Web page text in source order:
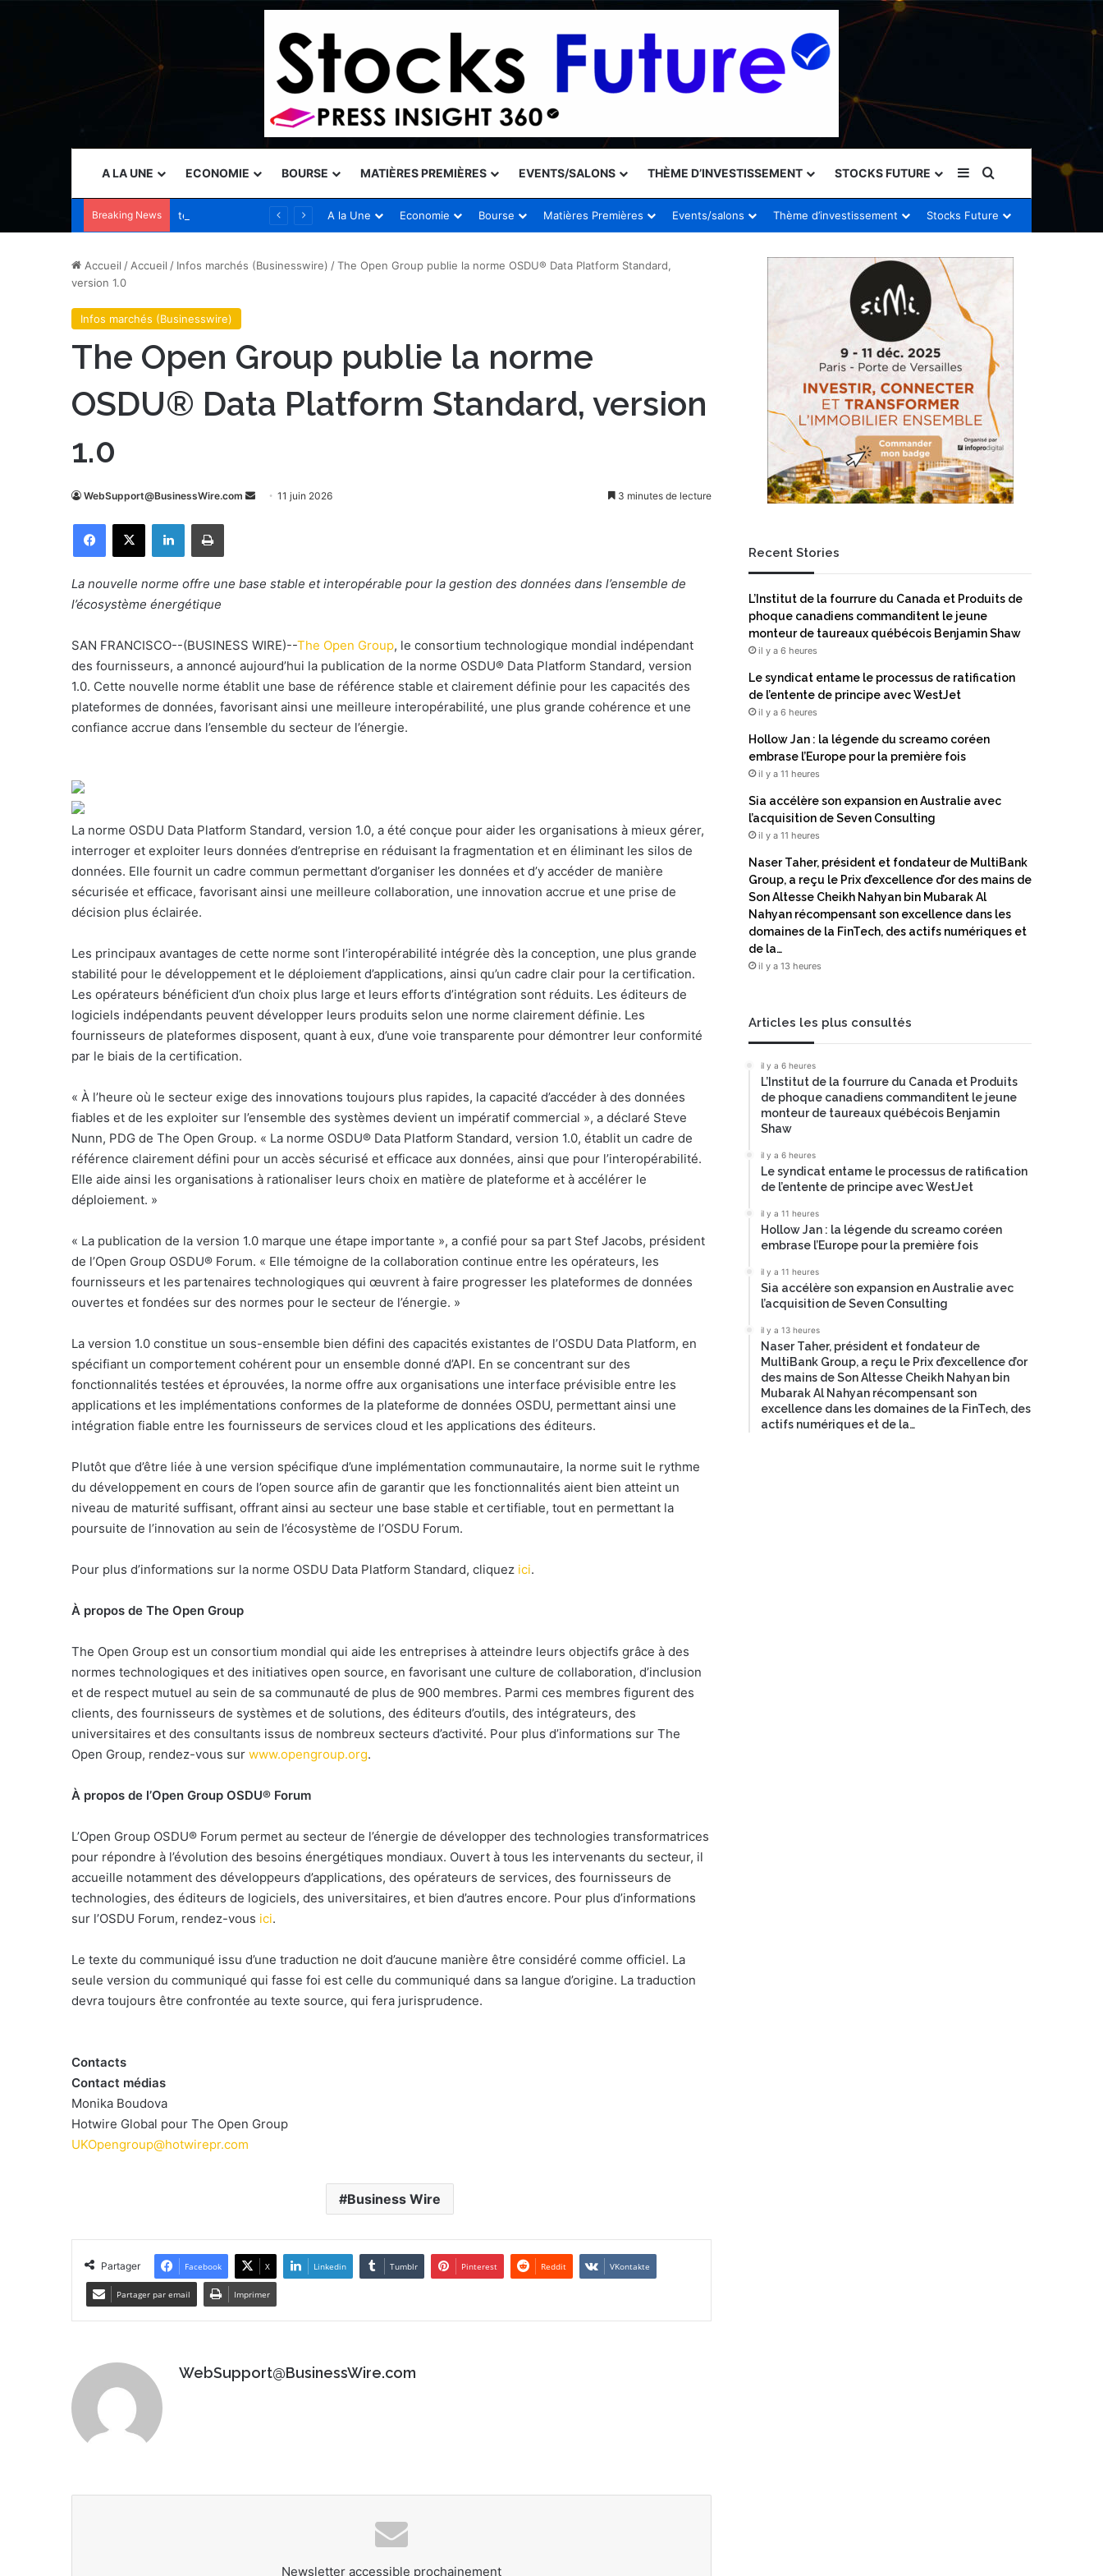
A LA UNE ECONOMIE BOURSE MATIÈRES PREMIÈRES EVENTS/SALONS THÈME D’INVESTISSEMENT STOCKS FUTURE Sidebar (barre
Rechercher
Breaking News A la Une Economie Bourse Matières Premières Events/salons Thème d’investissement Stocks Future
Accueil / Accueil / Infos marchés (Businesswire) /The Open Group publie la norme OSDU® Data Platform Standard,
version 1.0
Infos marchés (Businesswire)
The Open Group publie la norme
OSDU® Data Platform Standard, version
1.0
WebSupport@BusinessWire.com
n
c
o
u
r
11 juin 2026 3 minutes de lecture
La nouvelle norme offre une base stable et interopérable pour la gestion des données dans l’ensemble de
l’écosystème énergétique
SAN FRANCISCO--(BUSINESS WIRE)--The Open Group, le consortium technologique mondial indépendant
des fournisseurs, a annoncé aujourd’hui la publication de la norme OSDU® Data Platform Standard, version
1.0. Cette nouvelle norme établit une base de référence stable et clairement définie pour les capacités des
plateformes de données, favorisant ainsi une meilleure interopérabilité, une plus grande cohérence et une
confiance accrue dans l’ensemble du secteur de l’énergie.
La norme OSDU Data Platform Standard, version 1.0, a été conçue pour aider les organisations à mieux gérer,
interroger et exploiter leurs données d’entreprise en réduisant la fragmentation et en éliminant les silos de
données. Elle fournit un cadre commun permettant d’organiser les données et d’y accéder de manière
sécurisée et efficace, favorisant ainsi une meilleure collaboration, une innovation accrue et une prise de
décision plus éclairée.
Les principaux avantages de cette norme sont l’interopérabilité intégrée dès la conception, une plus grande
stabilité pour le développement et le déploiement d’applications, ainsi qu’un cadre clair pour la certification.
Les opérateurs bénéficient d’un choix plus large et leurs efforts d’intégration sont réduits. Les éditeurs de
logiciels indépendants peuvent développer leurs produits selon une norme clairement définie. Les
fournisseurs de plateformes disposent, quant à eux, d’une voie transparente pour démontrer leur conformité
par le biais de la certification.
« À l’heure où le secteur exige des innovations toujours plus rapides, la capacité d’accéder à des données
fiables et de les exploiter sur l’ensemble des systèmes devient un impératif commercial », a déclaré Steve
Nunn, PDG de The Open Group. « La norme OSDU® Data Platform Standard, version 1.0, établit un cadre de
référence clairement défini pour un accès sécurisé et efficace aux données, ainsi que pour l’interopérabilité.
Elle aide ainsi les organisations à rationaliser leurs choix en matière de plateforme et à accélérer le
déploiement. »
« La publication de la version 1.0 marque une étape importante », a confié pour sa part Stef Jacobs, président
de l’Open Group OSDU® Forum. « Elle témoigne de la collaboration continue entre les opérateurs, les
fournisseurs et les partenaires technologiques qui œuvrent à faire progresser les plateformes de données
ouvertes et fondées sur des normes pour le secteur de l’énergie. »
La version 1.0 constitue un sous-ensemble bien défini des capacités existantes de l’OSDU Data Platform, en
spécifiant un comportement cohérent pour un ensemble donné d’API. En se concentrant sur des
fonctionnalités testées et éprouvées, la norme offre aux organisations une interface prévisible entre les
applications et les implémentations conformes de la plateforme de données OSDU, permettant ainsi une
intégration fiable entre les fournisseurs de services cloud et les applications des éditeurs.
Plutôt que d’être liée à une version spécifique d’une implémentation communautaire, la norme suit le rythme
du développement en cours de l’open source afin de garantir que les fonctionnalités aient bien atteint un
niveau de maturité suffisant, offrant ainsi au secteur une base stable et certifiable, tout en permettant la
poursuite de l’innovation au sein de l’écosystème de l’OSDU Forum.
Pour plus d’informations sur la norme OSDU Data Platform Standard, cliquez ici.
À propos de The Open Group
The Open Group est un consortium mondial qui aide les entreprises à atteindre leurs objectifs grâce à des
normes technologiques et des initiatives open source, en favorisant une culture de collaboration, d’inclusion
et de respect mutuel au sein de sa communauté de plus de 900 membres. Parmi ces membres figurent des
clients, des fournisseurs de systèmes et de solutions, des éditeurs d’outils, des intégrateurs, des
universitaires et des consultants issus de nombreux secteurs d’activité. Pour plus d’informations sur The
Open Group, rendez-vous sur www.opengroup.org.
À propos de l’Open Group OSDU® Forum
L’Open Group OSDU® Forum permet au secteur de l’énergie de développer des technologies transformatrices
pour répondre à l’évolution des besoins énergétiques mondiaux. Ouvert à tous les intervenants du secteur, il
accueille notamment des développeurs d’applications, des opérateurs de services, des fournisseurs de
technologies, des éditeurs de logiciels, des universitaires, et bien d’autres encore. Pour plus d’informations
sur l’OSDU Forum, rendez-vous ici.
Le texte du communiqué issu d’une traduction ne doit d’aucune manière être considéré comme officiel. La
seule version du communiqué qui fasse foi est celle du communiqué dans sa langue d’origine. La traduction
devra toujours être confrontée au texte source, qui fera jurisprudence.
Contacts
Contact médias
Monika Boudova
Hotwire Global pour The Open Group
UKOpengroup@hotwirepr.com
Business Wire
Partager Facebook X Linkedin Tumblr Pinterest Reddit VKontakte
Partager par email Imprimer
WebSupport@BusinessWire.com
Newsletter accessible prochainement
Recent Stories
L’Institut de la fourrure du Canada et Produits de
phoque canadiens commanditent le jeune
monteur de taureaux québécois Benjamin Shaw
il y a 6 heures
Le syndicat entame le processus de ratification
de l’entente de principe avec WestJet
il y a 6 heures
Hollow Jan : la légende du screamo coréen
embrase l’Europe pour la première fois
il y a 11 heures
Sia accélère son expansion en Australie avec
l’acquisition de Seven Consulting
il y a 11 heures
Naser Taher, président et fondateur de MultiBank
Group, a reçu le Prix d’excellence d’or des mains de
Son Altesse Cheikh Nahyan bin Mubarak Al
Nahyan récompensant son excellence dans les
domaines de la FinTech, des actifs numériques et
de la…
il y a 13 heures
Articles les plus consultés
il y a 6 heures
L’Institut de la fourrure du Canada et Produits
de phoque canadiens commanditent le jeune
monteur de taureaux québécois Benjamin
Shaw
il y a 6 heures
Le syndicat entame le processus de ratification
de l’entente de principe avec WestJet
il y a 11 heures
Hollow Jan : la légende du screamo coréen
embrase l’Europe pour la première fois
il y a 11 heures
Sia accélère son expansion en Australie avec
l’acquisition de Seven Consulting
il y a 13 heures
Naser Taher, président et fondateur de
MultiBank Group, a reçu le Prix d’excellence d’or
des mains de Son Altesse Cheikh Nahyan bin
Mubarak Al Nahyan récompensant son
excellence dans les domaines de la FinTech, des
actifs numériques et de la…